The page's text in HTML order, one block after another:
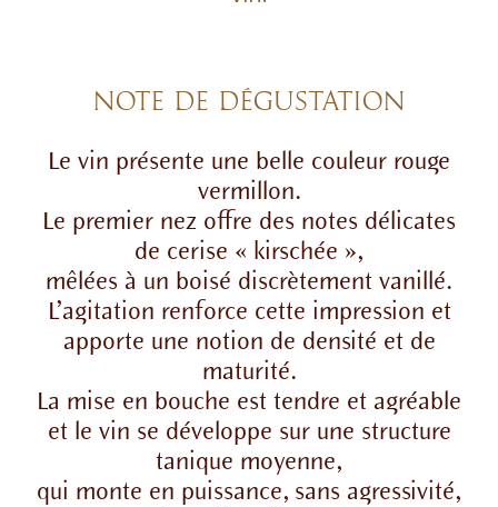
NOTE DE DÉGUSTATION
Le vin présente une belle couleur rouge
vermillon.
Le premier nez offre des notes délicates
de cerise « kirschée »,
mêlées à un boisé discrètement vanillé.
L’agitation renforce cette impression et
apporte une notion de densité et de
maturité.
La mise en bouche est tendre et agréable
et le vin se développe sur une structure
tanique moyenne,
qui monte en puissance, sans agressivité,